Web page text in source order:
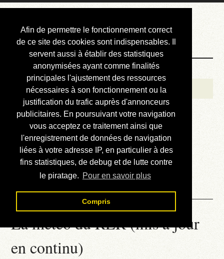
Afin de permettre le fonctionnement correct
de ce site des cookies sont indispensables. Il
servent aussi à établir des statistiques
anonymisées ayant comme finalités
principales l'ajustement des ressources
nécessaires à son fonctionnement ou la
justification du trafic auprès d'annonceurs
publicitaires. En poursuivant votre navigation
vous acceptez ce traitement ainsi que
l'enregistrement de données de navigation
liées à votre adresse IP, en particulier à des
fins statistiques, de debug et de lutte contre
le piratage. Pour en savoir plus
Compris
Courbis, « LE »
Blog Officiel
Bienvenue
Réalisations
Divers (et d’été)
Annonces
Liens externes
Téléchargement
Contact
La météo du RER (mis à jour
en continu)